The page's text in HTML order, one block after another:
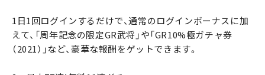
1日1回ログインするだけで、通常のログインボーナスに加
えて、「周年記念の限定GR武将」や「GR10%極ガチャ券
（2021）」など、豪華な報酬をゲットできます。